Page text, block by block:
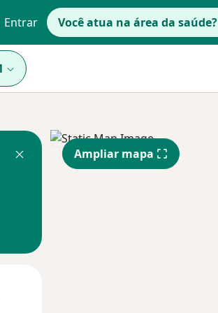
Entrar Você atua na área da saúde?
Ampliar mapa